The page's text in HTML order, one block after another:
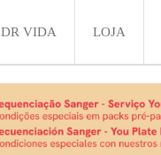
DR VIDA LOJA